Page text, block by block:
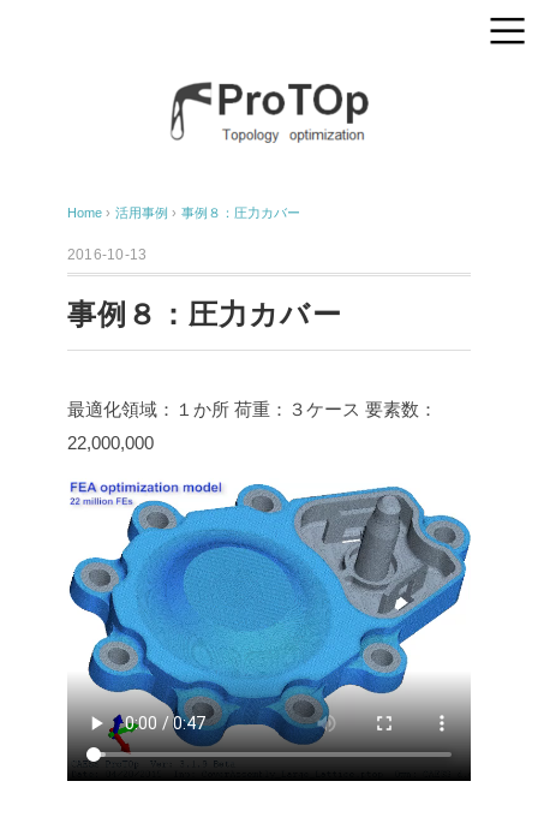
Home › 活用事例 › 事例８：圧力カバー
2016-10-13
事例８：圧力カバー
最適化領域：１か所 荷重：３ケース 要素数：
22,000,000